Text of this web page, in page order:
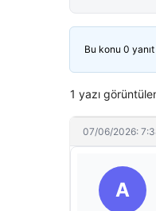
Bu konu 0
1 yazı
07/06/2026:
A